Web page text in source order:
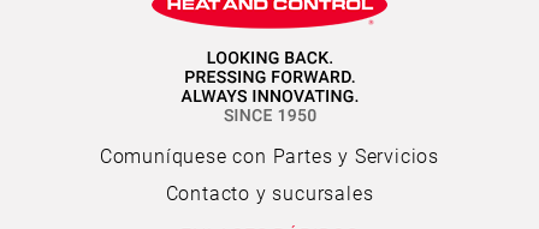
Comuníquese con Partes y Servicios
Contacto y sucursales